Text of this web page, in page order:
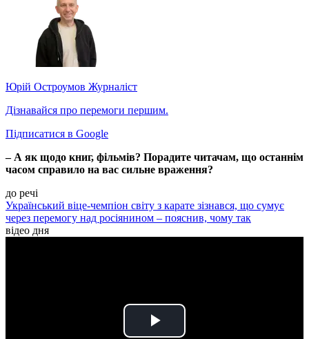
Юрій Остроумов Журналіст
Дізнавайся про перемоги першим.
Підписатися в Google
– А як щодо книг, фільмів? Порадите читачам, що останнім
часом справило на вас сильне враження?
до речі
Український віце-чемпіон світу з карате зізнався, що сумує
через перемогу над росіянином – пояснив, чому так
відео дня